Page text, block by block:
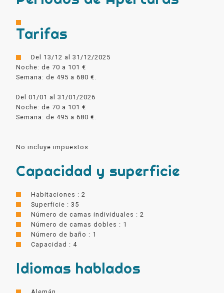
Tarifas
Del 13/12 al 31/12/2025
Noche: de 70 a 101 €
Semana: de 495 a 680 €.
Del 01/01 al 31/01/2026
Noche: de 70 a 101 €
Semana: de 495 a 680 €.
No incluye impuestos.
Capacidad y superficie
Habitaciones : 2
Superficie : 35
Número de camas individuales : 2
Número de camas dobles : 1
Número de baño : 1
Capacidad : 4
Idiomas hablados